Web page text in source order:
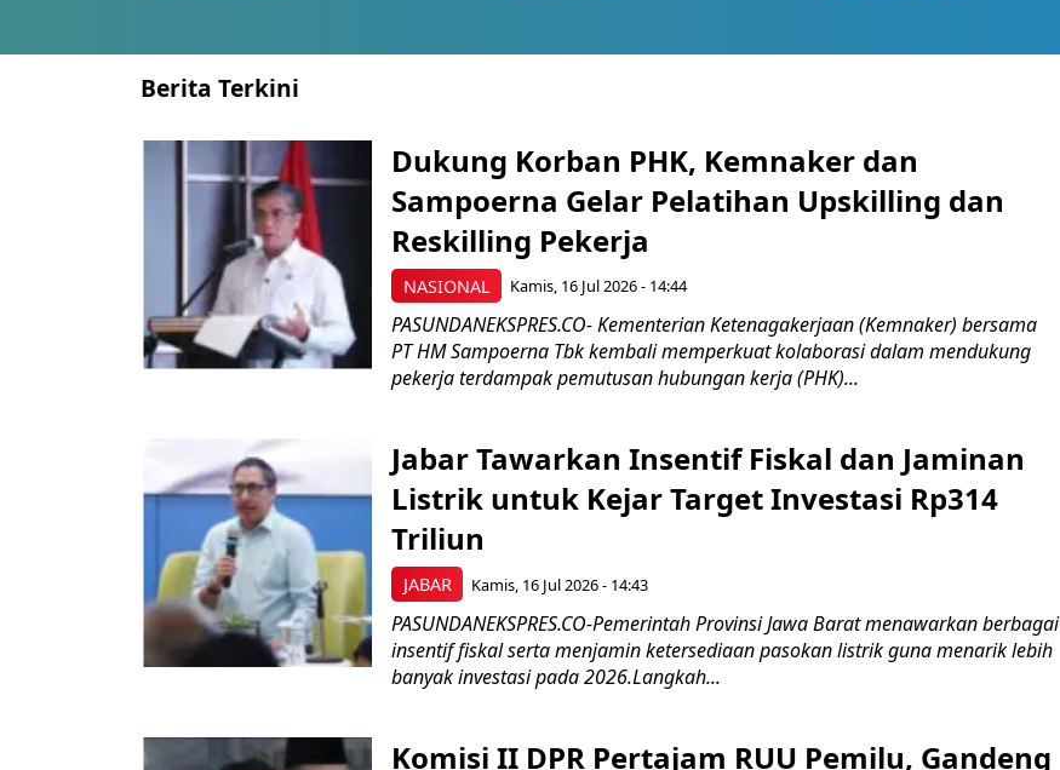
Berita Terkini
NASIONAL
Dukung Korban PHK, Kemnaker dan
Sampoerna Gelar Pelatihan Upskilling dan
Reskilling Pekerja
Kamis, 16 Jul 2026 - 14:44
PASUNDANEKSPRES.CO- Kementerian Ketenagakerjaan (Kemnaker) bersama
PT HM Sampoerna Tbk kembali memperkuat kolaborasi dalam mendukung
pekerja terdampak pemutusan hubungan kerja (PHK)...
JABAR
Jabar Tawarkan Insentif Fiskal dan Jaminan
Listrik untuk Kejar Target Investasi Rp314
Triliun
Kamis, 16 Jul 2026 - 14:43
PASUNDANEKSPRES.CO-Pemerintah Provinsi Jawa Barat menawarkan berbagai
insentif fiskal serta menjamin ketersediaan pasokan listrik guna menarik lebih
banyak investasi pada 2026.Langkah...
Komisi II DPR Pertajam RUU Pemilu, Gandeng